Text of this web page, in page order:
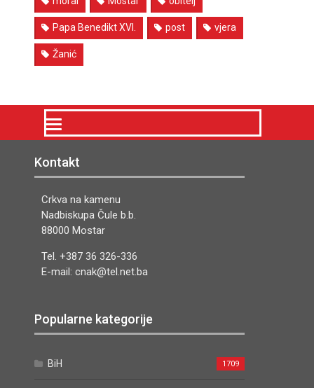
Papa Benedikt XVI. post vjera
Žanić
Kontakt
Crkva na kamenu
Nadbiskupa Čule b.b.
88000 Mostar
Tel. +387 36 326-336
E-mail: cnak@tel.net.ba
Popularne kategorije
BiH 1709